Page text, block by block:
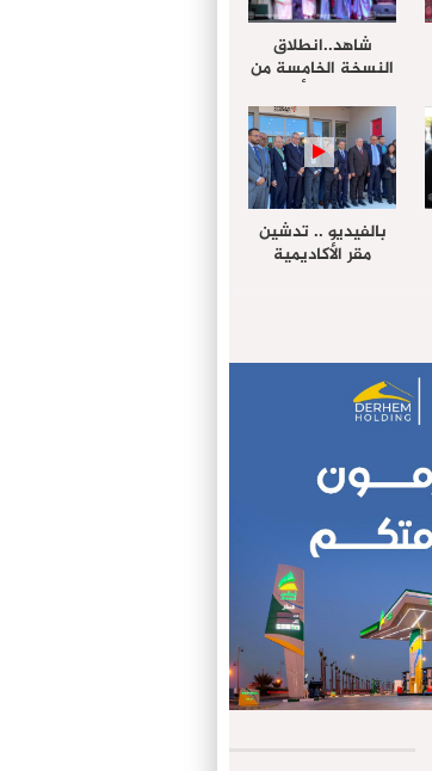
الداخلة…
شاهد..انطلاق
النسخة الخامسة من
مهرجان “الأمداح
النبوية” المنظم من
طرف مجلس جهة
الداخلة وادي الذهب
بالفيديو .. تدشين
مقر الأكاديمية